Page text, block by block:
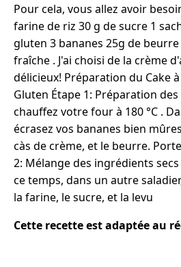
Pour cela, vous allez avoir
farine de riz 30 g de sucre 1
gluten 3 bananes 25g de
fraîche . J'ai choisi de la crème
délicieux! Préparation du Cake
Gluten Étape 1: Préparation
chauffez votre four à 180 °C .
écrasez vos bananes bien
càs de crème, et le beurre.
2: Mélange des ingrédients
ce temps, dans un autre
la farine, le sucre, et la levu
Cette recette est adaptée au